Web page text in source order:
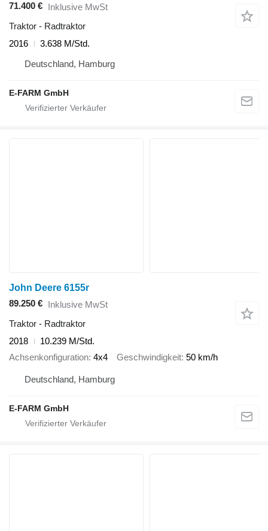
71.400 € Inklusive MwSt
Traktor - Radtraktor
2016
3.638 M/Std.
Deutschland, Hamburg
E-FARM GmbH
John Deere 6155r
89.250 € Inklusive MwSt
Traktor - Radtraktor
2018
10.239 M/Std.
Achsenkonfiguration 4x4 Geschwindigkeit 50 km/h
Deutschland, Hamburg
E-FARM GmbH